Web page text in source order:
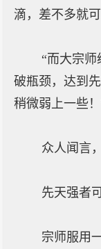
滴，差不多就
“而大宗师级
破瓶颈，达到
稍微弱上一些！
众人闻言，
先天强者可
宗师服用一